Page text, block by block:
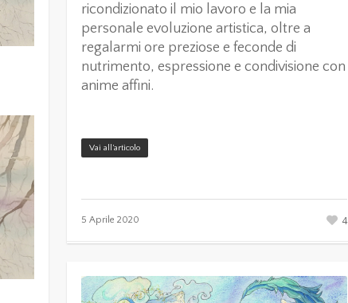
ricondizionato il mio lavoro e la mia
personale evoluzione artistica, oltre a
regalarmi ore preziose e feconde di
nutrimento, espressione e condivisione con
anime affini.
Vai all’articolo
5 Aprile 2020 4